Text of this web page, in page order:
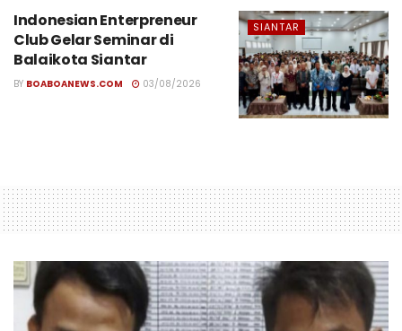
SIANTAR
Indonesian Enterpreneur
Club Gelar Seminar di
Balaikota Siantar
BY BOABOANEWS.COM 03/08/2026